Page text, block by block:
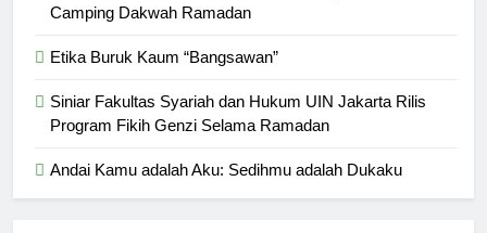
Camping Dakwah Ramadan
Etika Buruk Kaum “Bangsawan”
Siniar Fakultas Syariah dan Hukum UIN Jakarta Rilis
Program Fikih Genzi Selama Ramadan
Andai Kamu adalah Aku: Sedihmu adalah Dukaku